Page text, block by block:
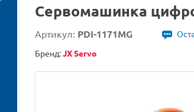
Сервомашинка
Артикул: PDI-1171MG
Бренд:JX Servo